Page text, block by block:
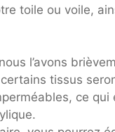
toile ou voile,
l’avons
tissus
ce qui